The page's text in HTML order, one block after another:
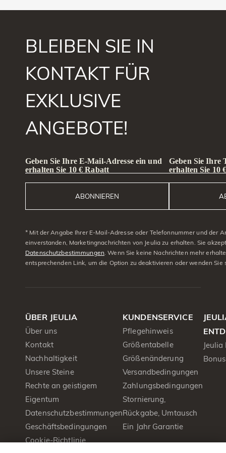
BLEIBEN SIE IN
KONTAKT FÜR
EXKLUSIVE
ANGEBOTE!
Geben Sie Ihre E-Mail-Adresse ein und
erhalten Sie 10 € Rabatt
ABONNIEREN
Geben Sie Ihre
erhalten Sie 10
* Mit der Angabe Ihrer E-Mail-Adresse oder Telefonnummer und der
einverstanden, Marketingnachrichten von Jeulia zu erhalten. Sie
Datenschutzbestimmungen . Wenn Sie keine Nachrichten mehr
entsprechenden Link, um die Option zu deaktivieren oder wenden Sie
ÜBER JEULIA
Über uns
Kontakt
Nachhaltigkeit
Unsere Steine
Rechte an geistigem
Eigentum
Datenschutzbestimmungen
Geschäftsbedingungen
Cookie-Richtlinie
KUNDENSERVICE
Pflegehinweis
Größentabelle
Größenänderung
Versandbedingungen
Zahlungsbedingungen
Stornierung,
Rückgabe, Umtausch
Ein Jahr Garantie
Jeulia